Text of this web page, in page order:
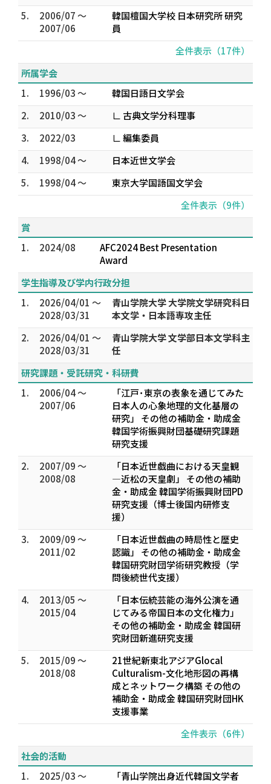
5.
2006/07 ～
2007/06
韓国檀国大学校 日本研究所 研究
員
全件表示（17件）
所属学会
1.
1996/03 ～
韓国日語日文学会
2.
2010/03 ～
∟ 古典文学分科理事
3.
2022/03
∟ 編集委員
4.
1998/04 ～
日本近世文学会
5.
1998/04 ～
東京大学国語国文学会
全件表示（9件）
賞
1.
2024/08
AFC2024 Best Presentation
Award
学生指導及び学内行政分担
1.
2026/04/01 ～
2028/03/31
青山学院大学 大学院文学研究科日
本文学・日本語専攻主任
2.
2026/04/01 ～
2028/03/31
青山学院大学 文学部日本文学科主
任
研究課題・受託研究・科研費
1.
2006/04 ～
2007/06
「江戸･東京の表象を通じてみた
日本人の心象地理的文化基層の
研究」 その他の補助金・助成金
韓国学術振興財団基礎研究課題
研究支援
2.
2007/09 ～
2008/08
「日本近世戯曲における天皇観
―近松の天皇劇」 その他の補助
金・助成金 韓国学術振興財団PD
研究支援（博士後国内研修支
援）
3.
2009/09 ～
2011/02
「日本近世戯曲の時局性と歴史
認識」 その他の補助金・助成金
韓国研究財団学術研究教授（学
問後続世代支援）
4.
2013/05 ～
2015/04
「日本伝統芸能の海外公演を通
じてみる帝国日本の文化権力」
その他の補助金・助成金 韓国研
究財団新進研究支援
5.
2015/09 ～
2018/08
21世紀新東北アジアGlocal
Culturalism-文化地形図の再構
成とネットワーク構築 その他の
補助金・助成金 韓国研究財団HK
支援事業
全件表示（6件）
社会的活動
1.
2025/03 ～
「青山学院出身近代韓国文学者